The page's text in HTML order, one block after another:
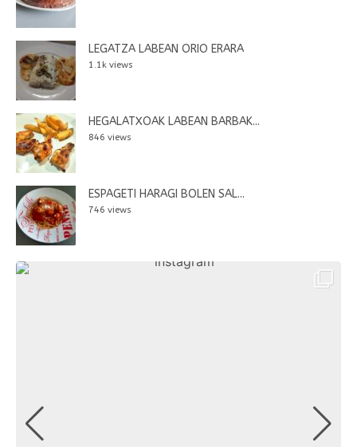
LEGATZA LABEAN ORIO ERARA
1.1k views
HEGALATXOAK LABEAN BARBAK...
846 views
ESPAGETI HARAGI BOLEN SAL...
746 views